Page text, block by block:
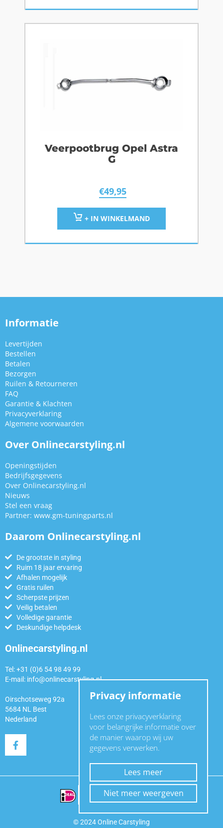
Veerpootbrug Opel Astra
G
€49,95
+ IN WINKELMAND
Informatie
Levertijden
Bestellen
Betalen
Bezorgen
Ruilen & Retourneren
FAQ
Garantie & Klachten
Privacyverklaring
Algemene voorwaarden
Over Onlinecarstyling.nl
Openingstijden
Bedrijfsgegevens
Over Onlinecarstyling.nl
Nieuws
Stel een vraag
Partner: www.gm-tuningparts.nl
Daarom Onlinecarstyling.nl
De grootste in styling
Ruim 18 jaar ervaring
Afhalen mogelijk
Gratis ruilen
Scherpste prijzen
Veilig betalen
Volledige garantie
Deskundige helpdesk
Onlinecarstyling.nl
Tel: +31 (0)6 54 98 49 99
E-mail: info@onlinecarstyling.nl
Oirschotseweg 92a
5684 NL Best
Nederland
© 2024 Online Carstyling
Privacy informatie
Lees onze privacyverklaring
voor belangrijke informatie over
de manier waarop wij uw
gegevens verwerken.
Lees meer
Niet meer weergeven